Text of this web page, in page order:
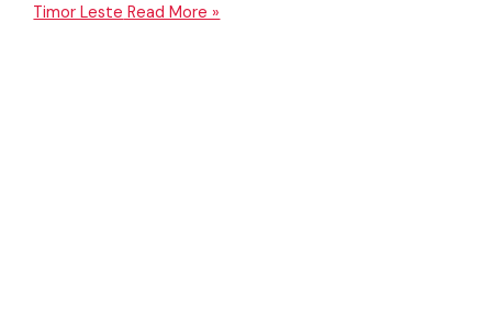
Timor Leste Read More »